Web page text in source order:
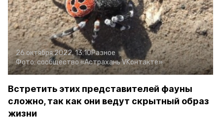
26 октября 2022, 13:10Разное
Фото:сообщество «Астрахань VKонтакте»
Встретить этих представителей фауны
сложно, так как они ведут скрытный образ
жизни